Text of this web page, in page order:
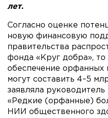
лет.
Согласно оценке
новую финансовую
правительства
фонда «Круг добра», то
обеспечение орфанных
могут составить 4–5
заявляла
«Редкие (орфанные)
НИИ общественного